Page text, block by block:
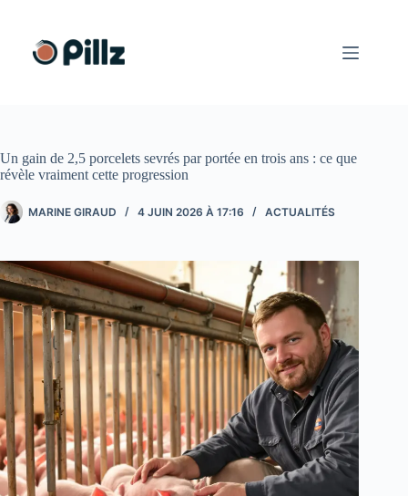
contenu
Un gain de 2,5 porcelets sevrés par portée en trois ans : ce que
révèle vraiment cette progression
MARINE GIRAUD 4 JUIN 2026 À 17:16 ACTUALITÉS